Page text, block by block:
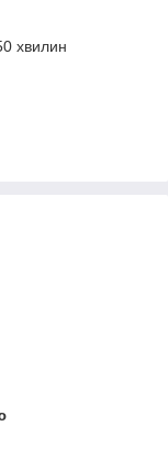
хвилин